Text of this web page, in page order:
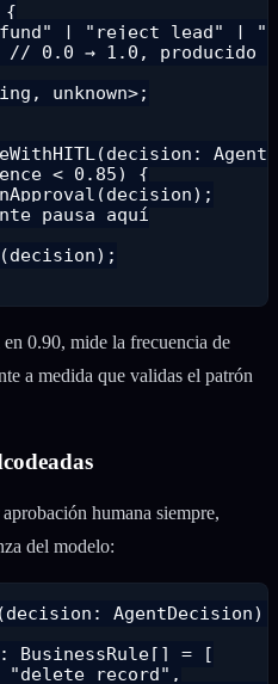
{
| "reject_lead" |
// 0.0 → 1.0, producido
unknown>;
< 0.85) {
pausa aquí
0.90, mide la frecuencia de
a medida que validas el patrón
humana siempre,
del modelo:
AgentDecision)
BusinessRule[] = [
"delete_record",